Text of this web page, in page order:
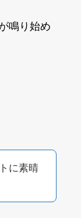
鳴り始め
に素晴